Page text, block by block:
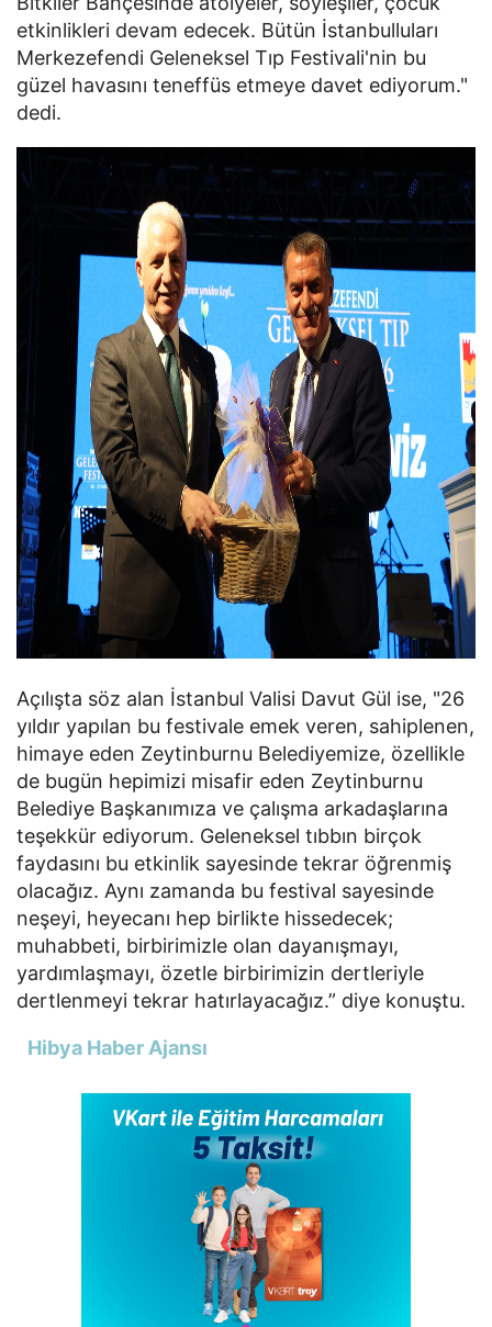
etkinlikleri devam edecek. Bütün İstanbulluları
Merkezefendi Geleneksel Tıp Festivali'nin bu
güzel havasını teneffüs etmeye davet ediyorum."
dedi.
Açılışta söz alan İstanbul Valisi Davut Gül ise, "26
yıldır yapılan bu festivale emek veren, sahiplenen,
himaye eden Zeytinburnu Belediyemize, özellikle
de bugün hepimizi misafir eden Zeytinburnu
Belediye Başkanımıza ve çalışma arkadaşlarına
teşekkür ediyorum. Geleneksel tıbbın birçok
faydasını bu etkinlik sayesinde tekrar öğrenmiş
olacağız. Aynı zamanda bu festival sayesinde
neşeyi, heyecanı hep birlikte hissedecek;
muhabbeti, birbirimizle olan dayanışmayı,
yardımlaşmayı, özetle birbirimizin dertleriyle
dertlenmeyi tekrar hatırlayacağız.” diye konuştu.
Hibya Haber Ajansı